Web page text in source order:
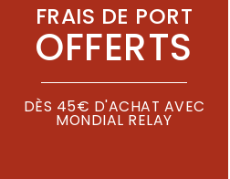
FRAIS DE PORT
OFFERTS
DÈS 45€ D'ACHAT AVEC
MONDIAL RELAY